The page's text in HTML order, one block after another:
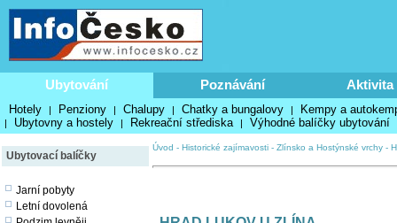
Ubytování Poznávání Aktivita
Hotely | Penziony | Chalupy | Chatky a bungalovy | Kempy a
| Ubytovny a hostely | Rekreační střediska | Výhodné balíčky ubytování
Ubytovací balíčky
Jarní pobyty
Letní dovolená
Úvod - Historické zajímavosti - Zlínsko a Hostýnské vrchy -